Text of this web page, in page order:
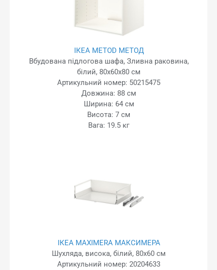
ІКЕА METOD МЕТОД
Вбудована підлогова шафа, Зливна раковина,
білий, 80x60x80 см
Артикульний номер: 50215475
Довжина: 88 см
Ширина: 64 см
Висота: 7 см
Вага: 19.5 кг
ІКЕА MAXIMERA МАКСИМЕРА
Шухляда, висока, білий, 80x60 см
Артикульний номер: 20204633